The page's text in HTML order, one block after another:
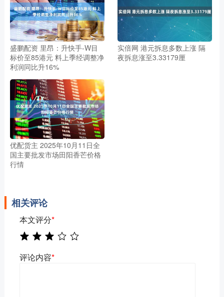
盛鹏配资 里昂：升快手-W目
标价至85港元 料上季经调整净
利润同比升16%
实倍网 港元拆息多数上涨 隔
夜拆息涨至3.33179厘
优配货主 2025年10月11日全
国主要批发市场田阳香芒价格
行情
相关评论
本文评分*
评论内容*